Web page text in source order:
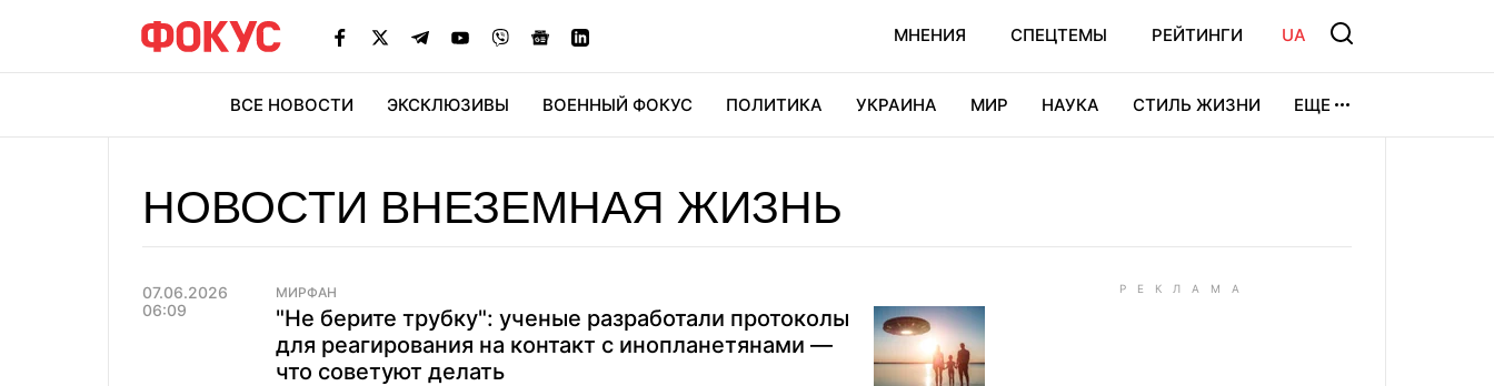
МНЕНИЯ СПЕЦТЕМЫ РЕЙТИНГИ UA
ВСЕ НОВОСТИ ЭКСКЛЮЗИВЫ ВОЕННЫЙ ФОКУС ПОЛИТИКА УКРАИНА МИР НАУКА СТИЛЬ ЖИЗНИ ЕЩЕ
НОВОСТИ ВНЕЗЕМНАЯ ЖИЗНЬ
07.06.2026
06:09
МИРФАН
"Не берите трубку": ученые разработали протоколы
для реагирования на контакт с инопланетянами —
что советуют делать